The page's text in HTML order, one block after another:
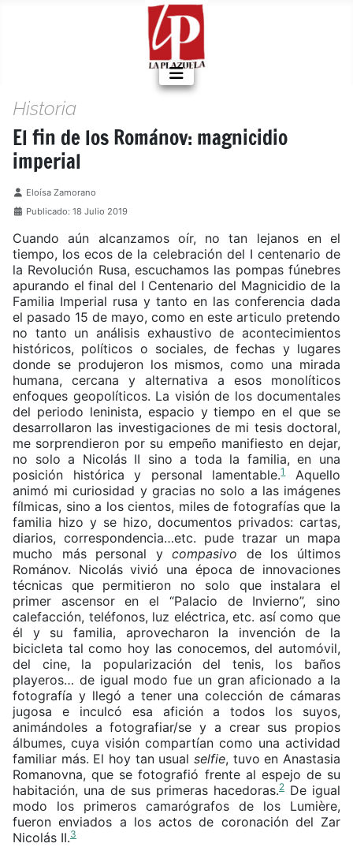
Historia
El fin de los Románov: magnicidio
imperial
Detalles
Eloísa Zamorano
Publicado: 18 Julio 2019
Cuando aún alcanzamos oír, no tan lejanos en el
tiempo, los ecos de la celebración del I centenario de
la Revolución Rusa, escuchamos las pompas fúnebres
apurando el final del I Centenario del Magnicidio de la
Familia Imperial rusa y tanto en las conferencia dada
el pasado 15 de mayo, como en este articulo pretendo
no tanto un análisis exhaustivo de acontecimientos
históricos, políticos o sociales, de fechas y lugares
donde se produjeron los mismos, como una mirada
humana, cercana y alternativa a esos monolíticos
enfoques geopolíticos. La visión de los documentales
del periodo leninista, espacio y tiempo en el que se
desarrollaron las investigaciones de mi tesis doctoral,
me sorprendieron por su empeño manifiesto en dejar,
no solo a Nicolás II sino a toda la familia, en una
posición histórica y personal lamentable.1Aquello
animó mi curiosidad y gracias no solo a las imágenes
fílmicas, sino a los cientos, miles de fotografías que la
familia hizo y se hizo, documentos privados: cartas,
diarios, correspondencia…etc. pude trazar un mapa
mucho más personal ycompasivo de los últimos
Románov. Nicolás vivió una época de innovaciones
técnicas que permitieron no solo que instalara el
primer ascensor en el “Palacio de Invierno”, sino
calefacción, teléfonos, luz eléctrica, etc. así como que
él y su familia, aprovecharon la invención de la
bicicleta tal como hoy las conocemos, del automóvil,
del cine, la popularización del tenis, los baños
playeros… de igual modo fue un gran aficionado a la
fotografía y llegó a tener una colección de cámaras
jugosa e inculcó esa afición a todos los suyos,
animándoles a fotografiar/se y a crear sus propios
álbumes, cuya visión compartían como una actividad
familiar más. El hoy tan usual selfie, tuvo en Anastasia
Romanovna, que se fotografió frente al espejo de su
habitación, una de sus primeras hacedoras.2 De igual
modo los primeros camarógrafos de los Lumière,
fueron enviados a los actos de coronación del Zar
Nicolás II.3